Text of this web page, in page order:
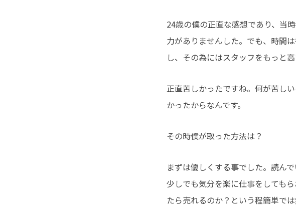
24歳の僕の正直な感想であり、当
力がありませんした。でも、時間
し、その為にはスタッフをもっと
正直苦しかったですね。何が苦し
かったからなんです。
その時僕が取った方法は？
まずは優しくする事でした。読ん
少しでも気分を楽に仕事をしても
たら売れるのか？という程簡単では